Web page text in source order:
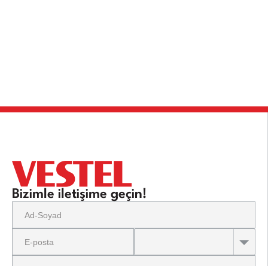
Bizimle iletişime geçin!